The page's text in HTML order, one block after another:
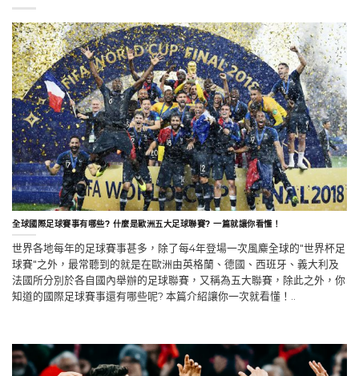
全球國際足球賽事有哪些? 什麼是歐洲五大足球聯賽? 一篇就讓你看懂！
世界各地每年的足球賽事甚多，除了每4年登場一次風麋全球的"世界杯足
球賽"之外，最常聽到的就是在歐洲由英格蘭、德國、西班牙、義大利及
法國所分別於各自國內舉辦的足球聯賽，又稱為五大聯賽，除此之外，你
知道的國際足球賽事還有哪些呢? 本篇介紹讓你一次就看懂！..